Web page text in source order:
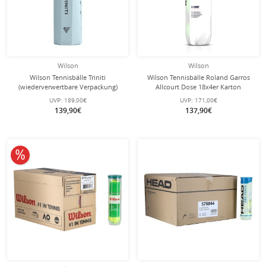
Wilson
Wilson Tennisbälle Triniti
(wiederverwertbare Verpackung)
Dose 18x4er im Karton
UVP: 189,00€
139,90€
Wilson
Wilson Tennisbälle Roland Garros
Allcourt Dose 18x4er Karton
UVP: 171,00€
137,90€
10% reduziert